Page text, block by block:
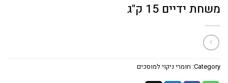
משחת ידיים 15 ק"ג
Category: חומרי ניקוי למוסכים